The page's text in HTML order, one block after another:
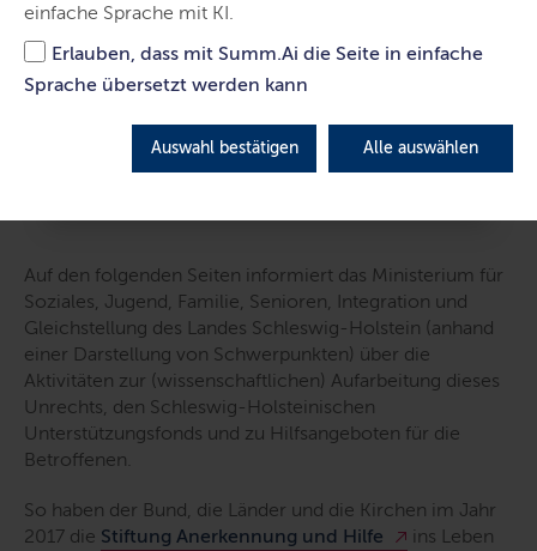
einfache Sprache mit KI.
Erlauben, dass mit Summ.Ai die Seite in einfache
Sprache übersetzt werden kann
Auswahl bestätigen Alle auswählen
Dokumentation über die Aufarbeitung des
Themas Leid und Unrecht während der 19.
Holsteinischen Landtags
Auf den folgenden Seiten informiert das Ministerium für
Soziales, Jugend, Familie, Senioren, Integration und
Gleichstellung des Landes Schleswig-Holstein (anhand
einer Darstellung von Schwerpunkten) über die
Aktivitäten zur (wissenschaftlichen) Aufarbeitung dieses
Unrechts, den Schleswig-Holsteinischen
Unterstützungsfonds und zu Hilfsangeboten für die
Betroffenen.
So haben der Bund, die Länder und die Kirchen im Jahr
2017 die Stiftung Anerkennung und Hilfe
ins Leben